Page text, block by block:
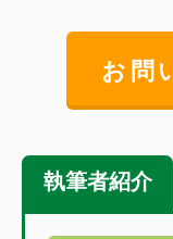
お問
執筆者紹介